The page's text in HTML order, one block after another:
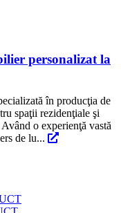
personalizat la
în producţia de
spaţii rezidenţiale şi
o experienţă vastă
de lu...